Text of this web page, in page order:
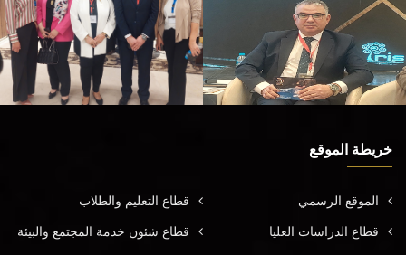
خريطة الموقع
الموقع الرسمي قطاع التعليم والطلاب
قطاع الدراسات العليا قطاع شئون خدمة المجتمع والبيئة